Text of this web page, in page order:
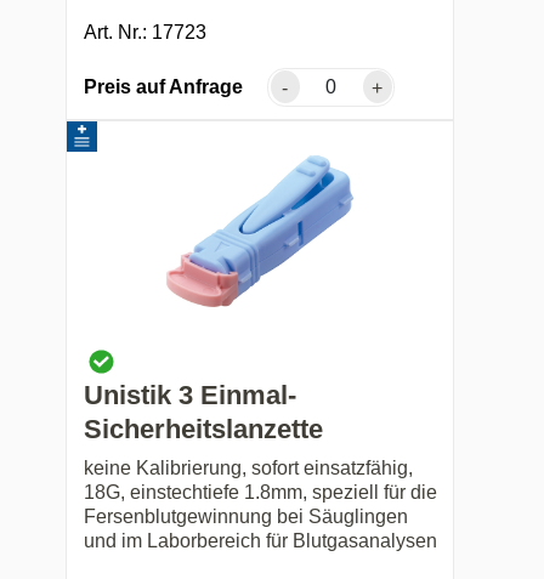
Art. Nr.: 17723
Preis auf Anfrage - +
Unistik 3 Einmal-
Sicherheitslanzette
keine Kalibrierung, sofort einsatzfähig,
18G, einstechtiefe 1.8mm, speziell für die
Fersenblutgewinnung bei Säuglingen
und im Laborbereich für Blutgasanalysen